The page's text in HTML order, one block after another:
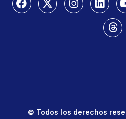
© Todos los derechos